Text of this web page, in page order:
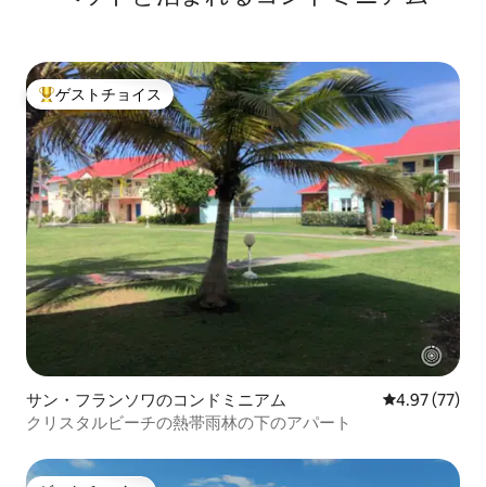
大好評のゲストチョイスです。
ゲストチョイス
サン・フランソワのコンドミニアム レビュー77
4.97 (77)
クリスタルビーチの熱帯雨林の下のアパート